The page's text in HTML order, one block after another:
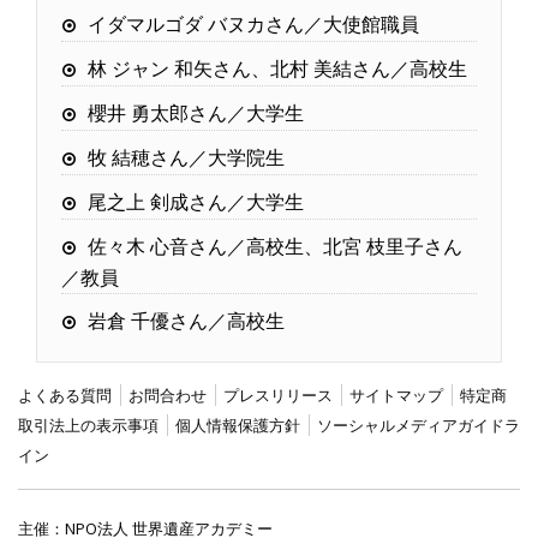
イダマルゴダ バヌカさん／大使館職員
林 ジャン 和矢さん、北村 美結さん／高校生
櫻井 勇太郎さん／大学生
牧 結穂さん／大学院生
尾之上 剣成さん／大学生
佐々木 心音さん／高校生、北宮 枝里子さん
／教員
岩倉 千優さん／高校生
よくある質問 お問合わせ プレスリリース サイトマップ
特定商
取引法上の表示事項
個人情報保護方針
ソーシャルメディアガイドラ
イン
主催： NPO法人 世界遺産アカデミー